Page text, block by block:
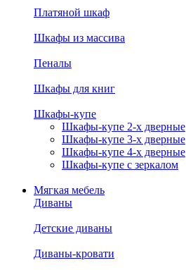
Платяной шкаф
Шкафы из массива
Пеналы
Шкафы для книг
Шкафы-купе
Шкафы-купе 2-х дверные
Шкафы-купе 3-х дверные
Шкафы-купе 4-х дверные
Шкафы-купе с зеркалом
Мягкая мебель
Диваны
Детские диваны
Диваны-кровати